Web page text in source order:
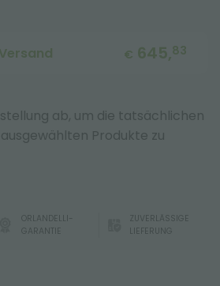
€ 645,83
ab, um die tatsächlichen
Produkte zu
ORLANDELLI-
GARANTIE
ZUVERLÄSSIGE
LIEFERUNG